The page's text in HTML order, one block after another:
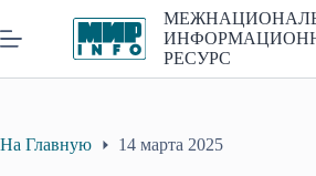
к
сути
РЕСУРС
На Главную 14 марта 2025